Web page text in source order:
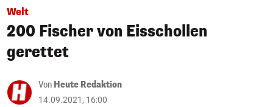
Welt
200 Fischer von Eisschollen
gerettet
Von Heute Redaktion
14.09.2021, 16:00